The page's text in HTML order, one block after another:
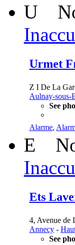
U
Urmet
Z I De La
Aulnay-sous-
See
Alarme,
E
Ets
4, Avenue de
Annecy -
See